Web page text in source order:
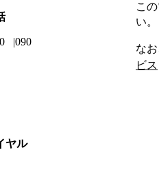
こ
い。
な
ビス
090
ヤル